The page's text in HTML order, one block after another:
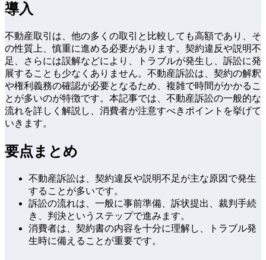
導入
不動産取引は、他の多くの取引と比較しても高額であり、そ
の性質上、慎重に進める必要があります。契約違反や説明不
足、さらには誤解などにより、トラブルが発生し、訴訟に発
展することも少なくありません。不動産訴訟は、契約の解釈
や権利義務の確認が必要となるため、複雑で時間がかかるこ
とが多いのが特徴です。本記事では、不動産訴訟の一般的な
流れを詳しく解説し、消費者が注意すべきポイントを挙げて
いきます。
要点まとめ
不動産訴訟は、契約違反や説明不足が主な原因で発生
することが多いです。
訴訟の流れは、一般に事前準備、訴状提出、裁判手続
き、判決というステップで進みます。
消費者は、契約書の内容を十分に理解し、トラブル発
生時に備えることが重要です。